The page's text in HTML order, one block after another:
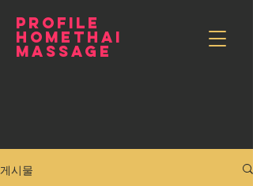
PROFILE
HOMETHAI
MASSAGE
게시물